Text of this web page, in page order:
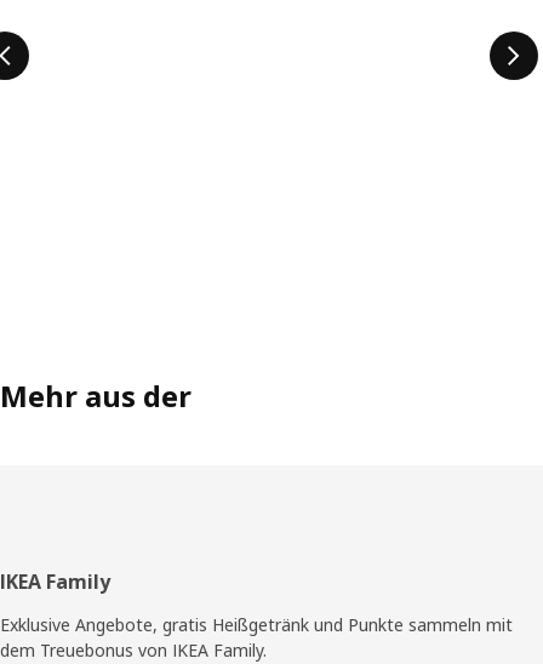
Mehr aus der
Fußzeile
IKEA Family
Exklusive Angebote, gratis Heißgetränk und Punkte sammeln mit
dem Treuebonus von IKEA Family.